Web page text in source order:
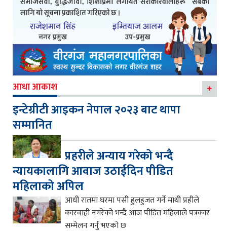
आधा आकाश
इन्टेग्रीटी आइकन नेपाल २०२३ बाट थापा
सम्मानित
प्रहरीले अन्याय गरेको भन्दै
न्यायकालागि आवाज उठाईदिन पीडित
महिलाको अपिल
आधी रातमा घरमा पसी हुलहुजत गर्ने माथी प्रहीले
कारवाही नगरेको भन्दै आज पीडित महिलाले पत्रकार
सम्मेलन गर्नु भएको छ